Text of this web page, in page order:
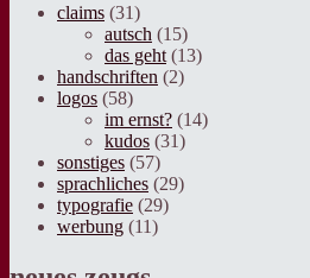
claims (31)
autsch (15)
das geht (13)
handschriften (2)
logos (58)
im ernst? (14)
kudos (31)
sonstiges (57)
sprachliches (29)
typografie (29)
werbung (11)